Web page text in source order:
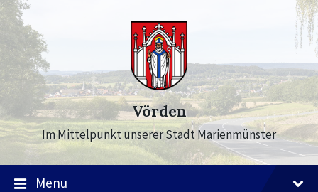
Skip
to
content
Skip
to
main
navigation
Skip
to
footer
Vörden
Im Mittelpunkt unserer Stadt Marienmünster
Menu